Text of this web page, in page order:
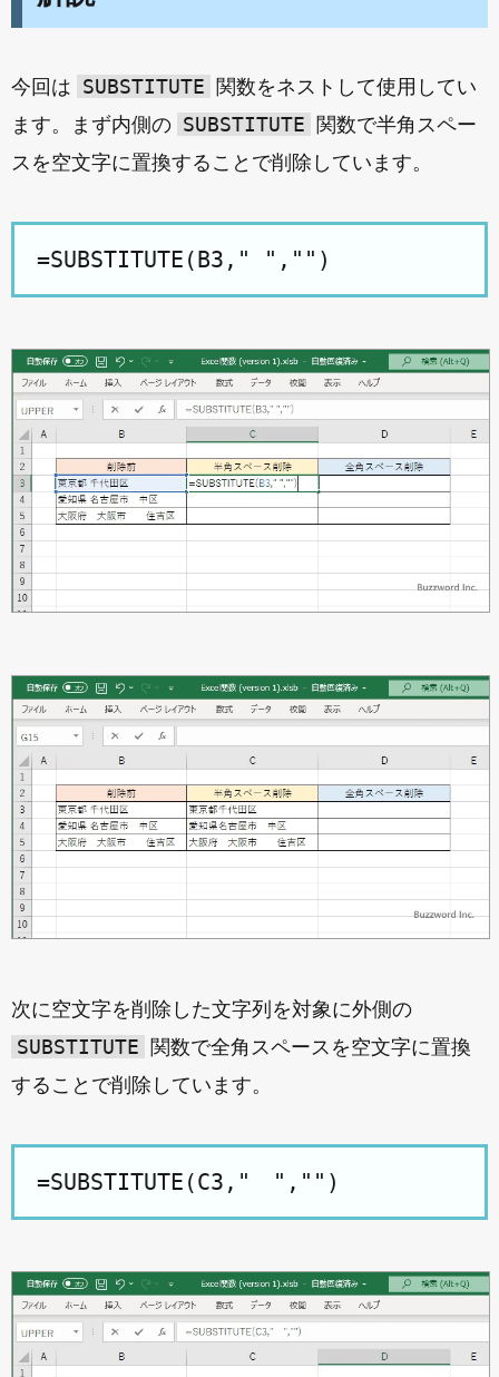
今回は SUBSTITUTE
関数をネストして使用してい
ます。まず内側の SUBSTITUTE
関数で半角スペー
スを空文字に置換することで削除しています。
=SUBSTITUTE(B3," ","")
次に空文字を削除した文字列を対象に外側の
SUBSTITUTE
関数で全角スペースを空文字に置換
することで削除しています。
=SUBSTITUTE(C3," ","")